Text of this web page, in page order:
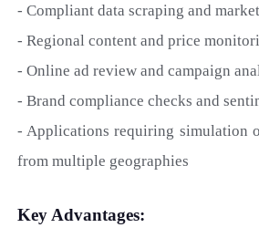
- Compliant data scraping and
- Regional content and price
- Online ad review and campaign
- Brand compliance checks and
- Applications requiring simulation
from multiple geographies
Key Advantages: